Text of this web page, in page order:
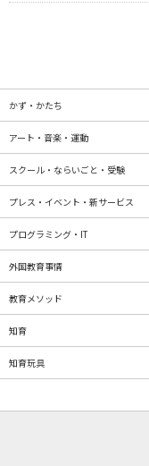
かず・かたち
アート・音楽・運動
スクール・ならいごと・受験
プレス・イベント・新サービス
プログラミング・IT
外国教育事情
教育メソッド
知育
知育玩具